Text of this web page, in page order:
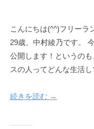
e
r
w
こんにちは(^^)フリーラ
29歳、中村綾乃です。
公開します！というの
スの人ってどんな生活
続きを読む →